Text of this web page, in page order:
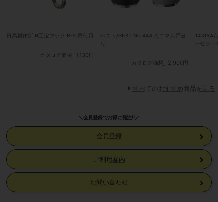
日高製作所 N固定フック B-S 壁付用
カタログ価格 1,130円
ベスト/BEST No.444 ミニマム戸当
り
カタログ価格 2,900円
TAKIYA/
ーセッ
すべてのおすすめ商品を見る
＼会員登録でお得に発注!!／
会員登録
ご利用案内
お問い合わせ